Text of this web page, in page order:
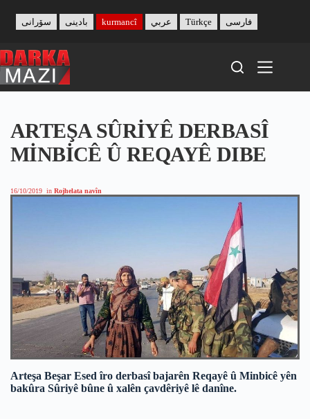
content
بادینی سۆرانی kurmancî عربي Türkçe فارسی
ARTEŞA SÛRİYÊ DERBASÎ
MİNBİCÊ Û REQAYÊ DIBE
16/10/2019 in Rojhelata navîn
Arteşa Beşar Esed îro derbasî bajarên Reqayê û Minbicê yên
bakûra Sûriyê bûne û xalên çavdêriyê lê danîne.